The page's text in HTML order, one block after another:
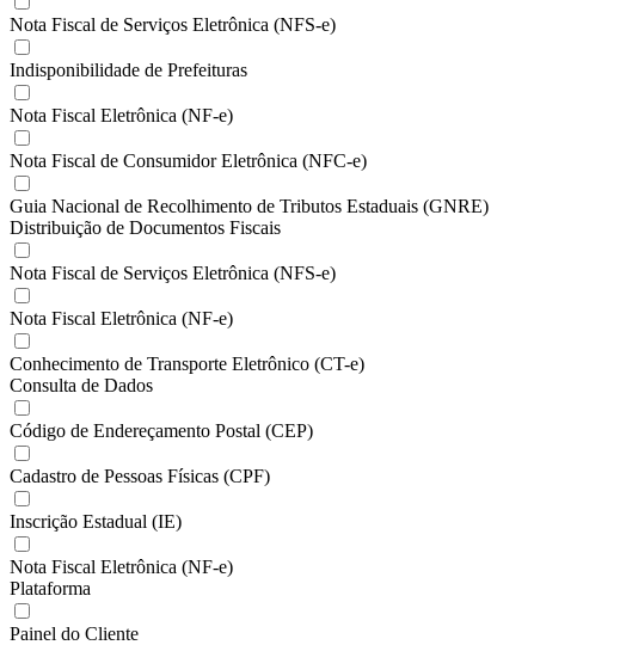
Nota Fiscal de Serviços Eletrônica (NFS-e)
Indisponibilidade de Prefeituras
Nota Fiscal Eletrônica (NF-e)
Nota Fiscal de Consumidor Eletrônica (NFC-e)
Guia Nacional de Recolhimento de Tributos Estaduais (GNRE)
Distribuição de Documentos Fiscais
Nota Fiscal de Serviços Eletrônica (NFS-e)
Nota Fiscal Eletrônica (NF-e)
Conhecimento de Transporte Eletrônico (CT-e)
Consulta de Dados
Código de Endereçamento Postal (CEP)
Cadastro de Pessoas Físicas (CPF)
Inscrição Estadual (IE)
Nota Fiscal Eletrônica (NF-e)
Plataforma
Painel do Cliente